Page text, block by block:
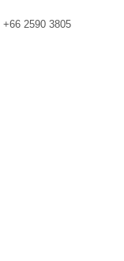
+66 2590 3805